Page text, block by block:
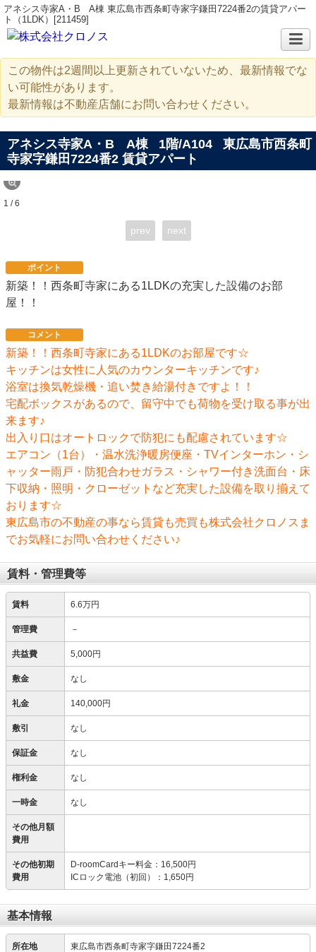
アネシス寺家A・B A棟 東広島市西条町寺家字鎌田7224番2の賃貸アパー
ト（1LDK）[211459]
この物件は2週間以上更新されていないため、最新情報でな
い可能性があります。
最新情報は不動産店舗にお問い合わせください。
アネシス寺家A・B A棟 1階/A104
東広島市西条町
寺家字鎌田7224番2 賃貸アパート
1 / 6
prev next
ポイント
新築！！西条町寺家にある1LDKの充実した設備のお部
屋！！
コメント
新築！！西条町寺家にある1LDKのお部屋です☆
キッチンは女性に人気のカウンターキッチンです♪
浴室は換気乾燥機・追い焚き給湯付きですよ！！
宅配ボックスがあるので、留守中でも荷物を受け取る事が出
来ます♪
出入り口はオートロックで防犯にも配慮されています☆
エアコン（1台）・温水洗浄暖房便座・TVインターホン・シ
ャッター雨戸・防犯合わせガラス・シャワー付き洗面台・床
下収納・照明・クローゼットなど充実した設備を取り揃えて
おります☆
東広島市の不動産の事なら賃貸も売買も株式会社クロノスま
でお気軽にお問い合わせください♪
賃料・管理費等
賃料 6.6万円
管理費 －
共益費 5,000円
敷金 なし
礼金 140,000円
敷引 なし
保証金 なし
権利金 なし
一時金 なし
その他月額
費用
その他初期
費用
D-roomCardキー料金 ： 16,500円
ICロック電池（初回）
： 1,650円
基本情報
所在地 東広島市西条町寺家字鎌田7224番2